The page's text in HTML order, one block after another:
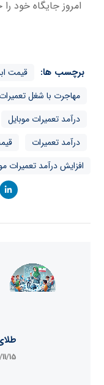
امروز جایگاه خود
برچسب ها:
قیمت
مهاجرت با شغل
درآمد تعمیرات موبایل
درآمد تعمیرات
افزایش درآمد تعمیرات
15